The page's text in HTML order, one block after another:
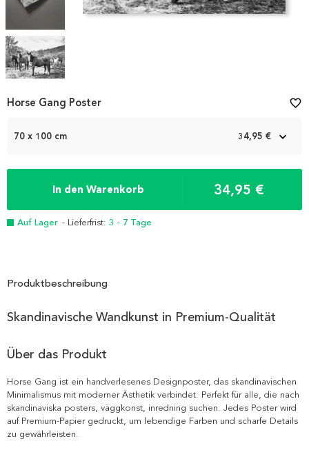
Item
1
4
70 x 100 cm 34,95 €
In den Warenkorb 34,95 €
Auf Lager - Lieferfrist: 3 - 7 Tage
Horse Gang Poster favorite_border
Produktbeschreibung
Skandinavische Wandkunst in Premium-Qualität
Über das Produkt
Horse Gang ist ein handverlesenes Designposter, das skandinavischen
Minimalismus mit moderner Ästhetik verbindet. Perfekt für alle, die nach
skandinaviska posters, väggkonst, inredning suchen. Jedes Poster wird
auf Premium-Papier gedruckt, um lebendige Farben und scharfe Details
zu gewährleisten.